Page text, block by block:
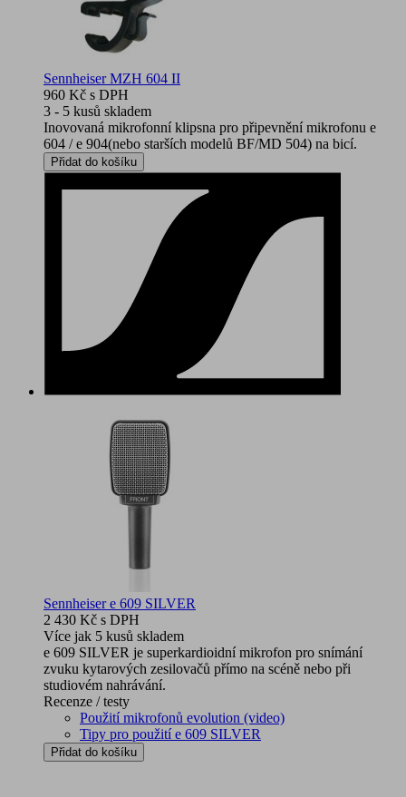
Sennheiser MZH 604 II
960 Kč s DPH
3 - 5 kusů skladem
Inovovaná mikrofonní klipsna pro připevnění mikrofonu e
604 / e 904(nebo starších modelů BF/MD 504) na bicí.
Přidat do košíku
Sennheiser e 609 SILVER
2 430 Kč s DPH
Více jak 5 kusů skladem
e 609 SILVER je superkardioidní mikrofon pro snímání
zvuku kytarových zesilovačů přímo na scéně nebo při
studiovém nahrávání.
Recenze / testy
Použití mikrofonů evolution (video)
Tipy pro použití e 609 SILVER
Přidat do košíku